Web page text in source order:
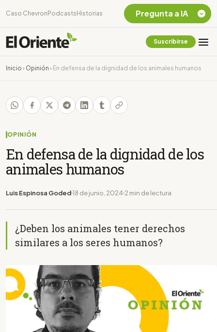
Caso Chevron Podcasts Historias
Suscribirse
Inicio › Opinión › En defensa de la dignidad de los animales humanos
OPINIÓN
En defensa de la dignidad de los
animales humanos
Luis Espinosa Goded18 de junio, 2024 2 min de lectura
¿Deben los animales tener derechos
similares a los seres humanos?
Pregunta a IA
Chevron Ecuador